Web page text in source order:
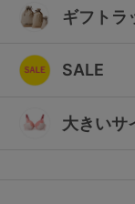
ギフトラ
SALE
大きいサ